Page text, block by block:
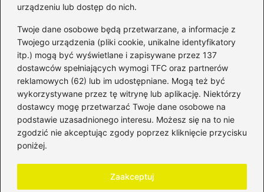
urządzeniu lub dostęp do nich.
Twoje dane osobowe będą przetwarzane, a informacje z
Twojego urządzenia (pliki cookie, unikalne identyfikatory
itp.) mogą być wyświetlane i zapisywane przez 137
dostawców spełniających wymogi TFC oraz partnerów
reklamowych (62) lub im udostępniane. Mogą też być
wykorzystywane przez tę witrynę lub aplikację. Niektórzy
dostawcy mogę przetwarzać Twoje dane osobowe na
podstawie uzasadnionego interesu. Możesz się na to nie
zgodzić nie akceptując zgody poprzez kliknięcie przycisku
poniżej.
Zaakceptuj
Bankowość (181)
Fundusze
(36)
Giełda(28)
Inwestycje(49)
Rentowność(32)
Rozliczenia(196)
Świadczenia socjalne(59)
Waluty(21)
Windykacja(49)